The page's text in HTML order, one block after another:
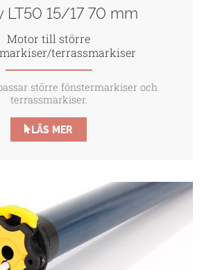
LT50 15/17 70 mm
Motor till större
terrassmarkiser
större fönstermarkiser och
terrassmarkiser.
LÄS MER